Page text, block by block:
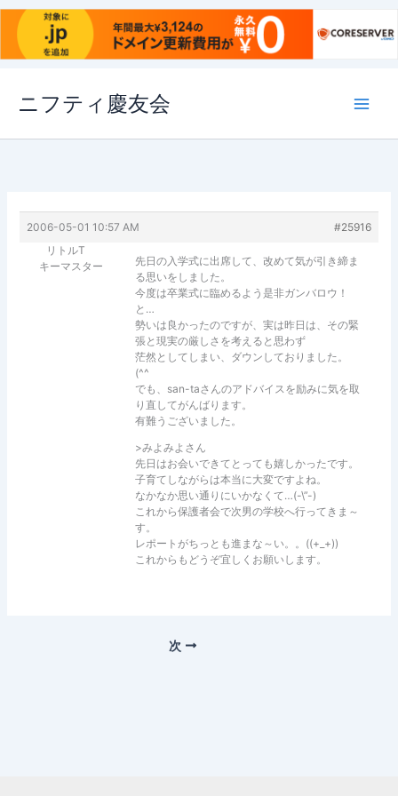
ス
ニフティ慶友会
2006-05-01 10:57 AM
#25916
リトルT
キーマスター
先日の入学式に出席して、改めて気が引き締ま
る思いをしました。
今度は卒業式に臨めるよう是非ガンバロウ！
と…
勢いは良かったのですが、実は昨日は、その緊
張と現実の厳しさを考えると思わず
茫然としてしまい、ダウンしておりました。
(^^ゞ
でも、san-taさんのアドバイスを励みに気を取
り直してがんばります。
有難うございました。
>みよみよさん
先日はお会いできてとっても嬉しかったです。
子育てしながらは本当に大変ですよね。
なかなか思い通りにいかなくて…(-\”-)
これから保護者会で次男の学校へ行ってきま～
す。
レポートがちっとも進まな～い。。((+_+))
これからもどうぞ宜しくお願いします。
次